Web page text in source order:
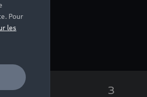
3
Pour
les